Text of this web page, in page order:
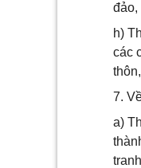
đảo,
h)
các
7.
a)